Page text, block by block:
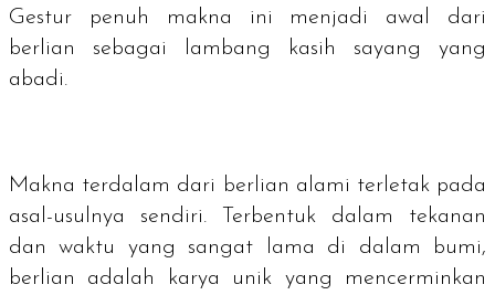
Gestur penuh makna ini menjadi awal dari
berlian sebagai lambang kasih sayang yang
abadi.
Makna terdalam dari berlian alami terletak pada
asal-usulnya sendiri. Terbentuk dalam tekanan
dan waktu yang sangat lama di dalam bumi,
berlian adalah karya unik yang mencerminkan